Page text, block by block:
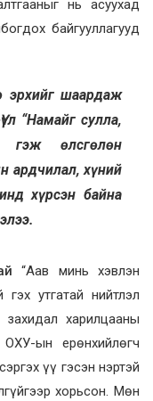
нь асуухад
байгууллагууд
эрхийг шаардаж
“Намайг сулла,
гэж өлсгөлөн
ардчилал, хүний
хүрсэн байна
“Аав минь хэвлэн
утгатай нийтлэл
захидал харилцааны
ОХУ-ын ерөнхийлөгч
үү гэсэн нэртэй
хорьсон. Мөн